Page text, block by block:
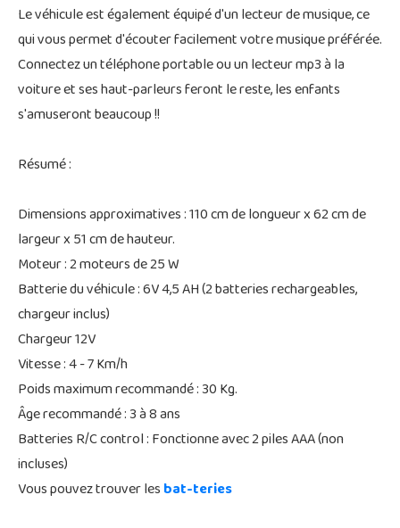
Le véhicule est également équipé d'un lecteur de musique, ce
qui vous permet d'écouter facilement votre musique préférée.
Connectez un téléphone portable ou un lecteur mp3 à la
voiture et ses haut-parleurs feront le reste, les enfants
s'amuseront beaucoup !!
Résumé :
Dimensions approximatives : 110 cm de longueur x 62 cm de
largeur x 51 cm de hauteur.
Moteur : 2 moteurs de 25 W
Batterie du véhicule : 6V 4,5 AH (2 batteries rechargeables,
chargeur inclus)
Chargeur 12V
Vitesse : 4 - 7 Km/h
Poids maximum recommandé : 30 Kg.
Âge recommandé : 3 à 8 ans
Batteries R/C control : Fonctionne avec 2 piles AAA (non
incluses)
Vous pouvez trouver lesbat-teries